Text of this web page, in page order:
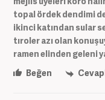
topal ördek dendimi
ikinci katından sular
tıroler azı olan
ramen elinden geleni
Beğen